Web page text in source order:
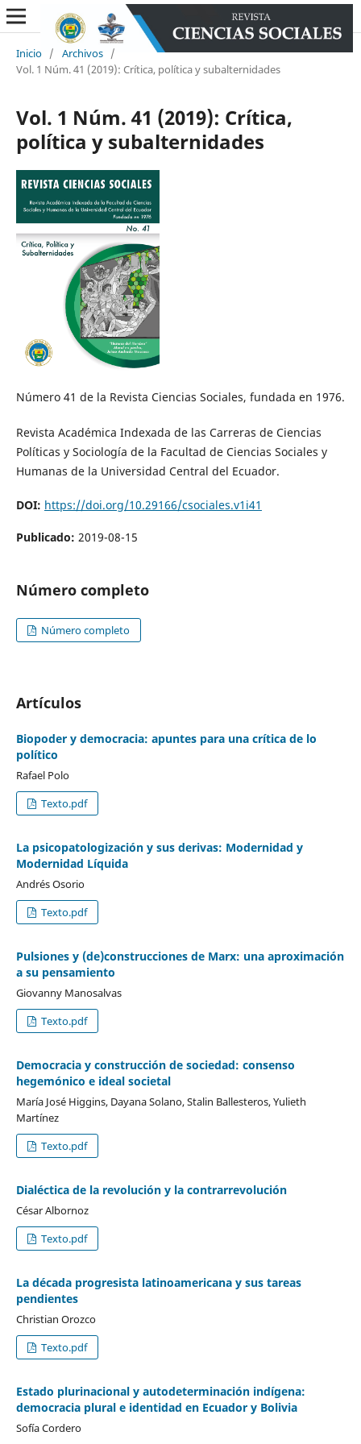
Inicio / Archivos /
Vol. 1 Núm. 41 (2019): Crítica, política y subalternidades
Vol. 1 Núm. 41 (2019): Crítica,
política y subalternidades
Número 41 de la Revista Ciencias Sociales, fundada en 1976.
Revista Académica Indexada de las Carreras de Ciencias
Políticas y Sociología de la Facultad de Ciencias Sociales y
Humanas de la Universidad Central del Ecuador.
DOI: https://doi.org/10.29166/csociales.v1i41
Publicado: 2019-08-15
Número completo
Número completo
Artículos
Biopoder y democracia: apuntes para una crítica de lo
político
Rafael Polo
Texto.pdf
La psicopatologización y sus derivas: Modernidad y
Modernidad Líquida
Andrés Osorio
Texto.pdf
Pulsiones y (de)construcciones de Marx: una aproximación
a su pensamiento
Giovanny Manosalvas
Texto.pdf
Democracia y construcción de sociedad: consenso
hegemónico e ideal societal
María José Higgins, Dayana Solano, Stalin Ballesteros, Yulieth
Martínez
Texto.pdf
Dialéctica de la revolución y la contrarrevolución
César Albornoz
Texto.pdf
La década progresista latinoamericana y sus tareas
pendientes
Christian Orozco
Texto.pdf
Estado plurinacional y autodeterminación indígena:
democracia plural e identidad en Ecuador y Bolivia
Sofía Cordero